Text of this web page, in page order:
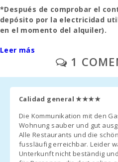
Playa de roca -
Alcanada (km)
:
Playa de Muro
Cala Anguila
Playa
Esmeralda,
Cala Dor (m):
Playa Cala
Gran (m):
*Después de comprobar el
depósito por la electricidad
en el momento del alquiler).
- La limpieza final se paga por
A solicitud previa: una cuna y una
forma gratuita.
- En las habitaciones donde se
siempre que esté disponible, el
- Comisión por gestión son 6,3%.
Leer más
1
Calidad general★★★★
Die Kommunikation mit den
Wohnung sauber und gut
Alle Restaurants und die
fussläufig erreichbar. Leider
Unterkunft nicht beständig